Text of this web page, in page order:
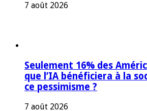
7 août 2026
Seulement 16% des
que l’IA bénéficiera à la
ce pessimisme ?
7 août 2026